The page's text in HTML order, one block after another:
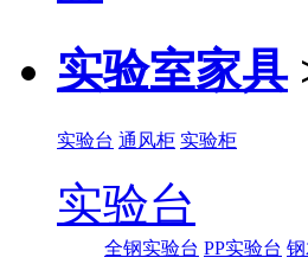
实验室家具
实验台 通风柜 实验柜
实验台
全钢实验台 PP实验台